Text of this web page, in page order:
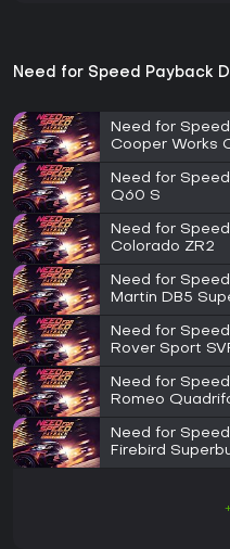
Need for Speed Payback
Need for
Cooper Works
Need for
Q60 S
Need for
Colorado ZR2
Need for
Martin DB5
Need for
Rover Sport
Need for
Romeo
Need for
Firebird